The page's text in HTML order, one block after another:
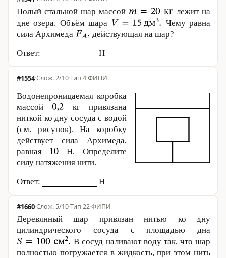
Полый стальной шар массой
лежит на
дне озера. Объём шара
Чему равна
сила Архимеда
действующая на шар?
Ответ: Н
#1554· 2/10·Тип 4·ФИПИ
Водонепроницаемая коробка
массой
кг привязана
ниткой ко дну сосуда с водой
(см. рисунок). На коробку
действует сила Архимеда,
равная
Н. Определите
силу натяжения нити.
Ответ: Н
#1660· 5/10·Тип 22·ФИПИ
Деревянный шар привязан нитью ко дну
цилиндрического сосуда с площадью дна
В сосуд наливают воду так, что шар
полностью погружается в жидкость, при этом нить